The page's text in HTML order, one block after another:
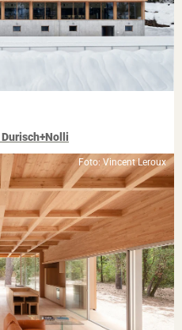
Durisch+Nolli
Foto: Vincent Leroux